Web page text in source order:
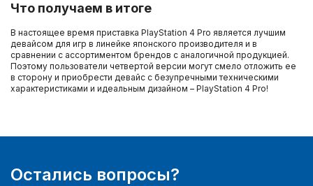
Что получаем в итоге
В настоящее время приставка PlayStation 4 Pro является лучшим
девайсом для игр в линейке японского производителя и в
сравнении с ассортиментом брендов с аналогичной продукцией.
Поэтому пользователи четвертой версии могут смело отложить ее
в сторону и приобрести девайс с безупречными техническими
характеристиками и идеальным дизайном – PlayStation 4 Pro!
Остались вопросы?